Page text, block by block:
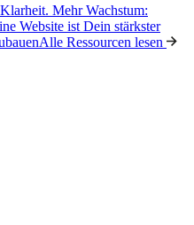
Mehr Wachstum:
Website ist Dein stärkster
Alle Ressourcen lesen